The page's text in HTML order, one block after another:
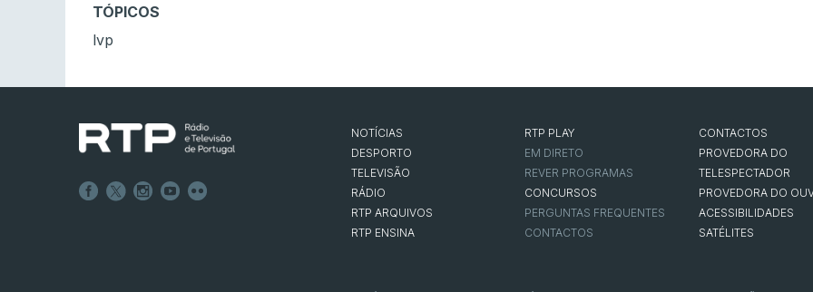
TÓPICOS
lvp
NOTÍCIAS
DESPORTO
TELEVISÃO
RÁDIO
RTP ARQUIVOS
RTP ENSINA
RTP PLAY
EM DIRETO
REVER PROGRAMAS
CONCURSOS
PERGUNTAS FREQUENTES
CONTACTOS
CONTACTOS
PROVEDORA DO
TELESPECTADOR
PROVEDORA DO
ACESSIBILIDADES
SATÉLITES